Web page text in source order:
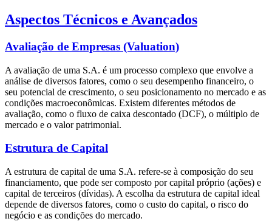
Aspectos Técnicos e Avançados
Avaliação de Empresas (Valuation)
A avaliação de uma S.A. é um processo complexo que envolve a
análise de diversos fatores, como o seu desempenho financeiro, o
seu potencial de crescimento, o seu posicionamento no mercado e as
condições macroeconômicas. Existem diferentes métodos de
avaliação, como o fluxo de caixa descontado (DCF), o múltiplo de
mercado e o valor patrimonial.
Estrutura de Capital
A estrutura de capital de uma S.A. refere-se à composição do seu
financiamento, que pode ser composto por capital próprio (ações) e
capital de terceiros (dívidas). A escolha da estrutura de capital ideal
depende de diversos fatores, como o custo do capital, o risco do
negócio e as condições do mercado.